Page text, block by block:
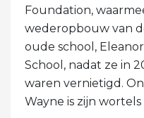
Foundation,
wederopbouw van
oude school,
School, nadat ze in
waren vernietigd.
Wayne is zijn